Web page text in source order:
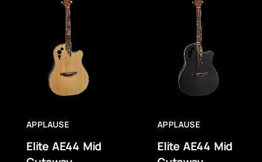
APPLAUSE
Elite AE44 Mid
APPLAUSE
Elite AE44 Mid